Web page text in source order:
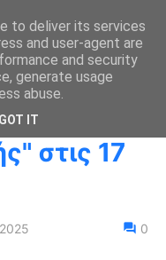
στις 17
0
to deliver its services
and user-agent are
and security
generate usage
abuse.
GOT IT